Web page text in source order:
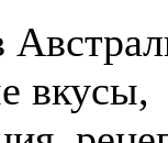
вкусы,